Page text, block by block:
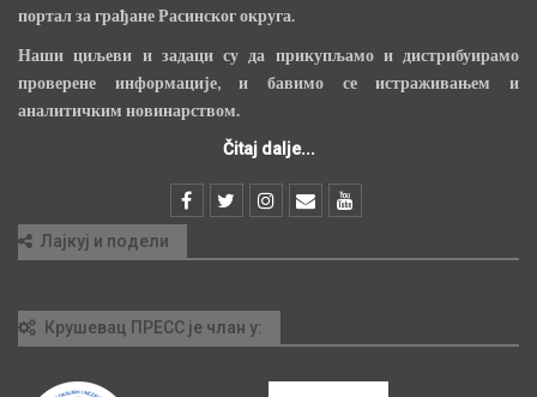
портал за грађане Расинског округа.
Наши циљеви и задаци су да прикупљамо и дистрибуирамо
проверене информације, и бавимо се истраживањем и
аналитичким новинарством.
Čitaj dalje...
Лајкуј и подели
Крушевац ПРЕСС је члан у: